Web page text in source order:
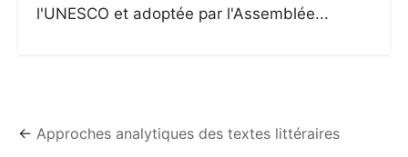
l'UNESCO et adoptée par l'Assemblée...
← Approches analytiques des textes littéraires